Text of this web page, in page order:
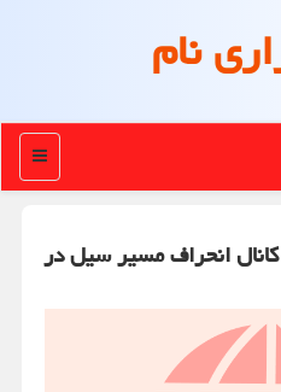
نام
منو
انحراف مسیر سیل در